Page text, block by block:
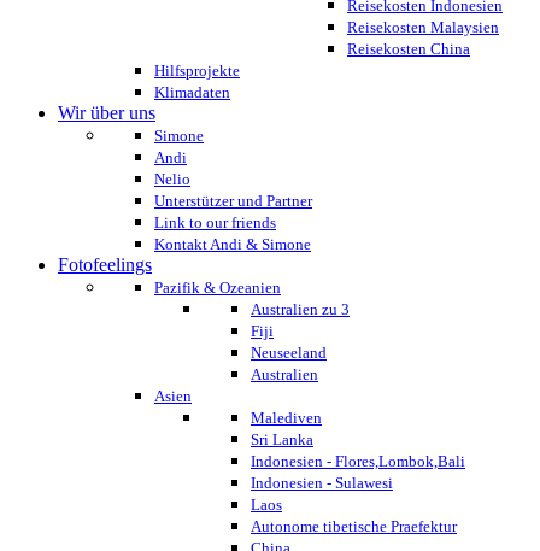
Reisekosten Indonesien
Reisekosten Malaysien
Reisekosten China
Hilfsprojekte
Klimadaten
Wir über uns
Simone
Andi
Nelio
Unterstützer und Partner
Link to our friends
Kontakt Andi & Simone
Fotofeelings
Pazifik & Ozeanien
Australien zu 3
Fiji
Neuseeland
Australien
Asien
Malediven
Sri Lanka
Indonesien - Flores,Lombok,Bali
Indonesien - Sulawesi
Laos
Autonome tibetische Praefektur